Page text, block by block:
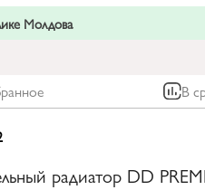
Молдова
В
радиатор DD